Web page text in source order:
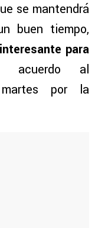
se mantendrá
buen tiempo,
para
acuerdo al
por la